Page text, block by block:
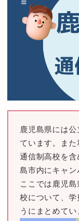
鹿児島県には
ています。ま
通信制高校を含
島市内にキャン
ここでは鹿児
校について、学
うにまとめてい